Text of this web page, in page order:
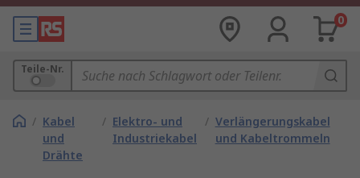
0
Teile-Nr.
/ Kabel
und
Drähte
/ Elektro- und
Industriekabel
/ Verlängerungskabel
und Kabeltrommeln